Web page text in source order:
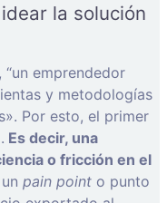
la solución
emprendedor
y metodologías
Por esto, el primer
Es decir, una
o fricción en el
pain point o punto